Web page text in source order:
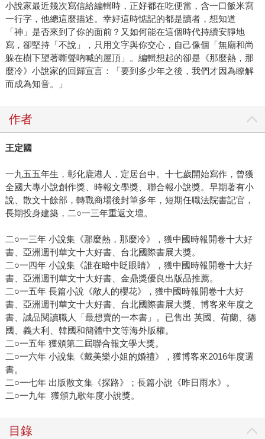
小說家最近幾次寫信給編輯時，正好都在吃便當，含一口飯米寫
一行字，他總這麼描述。幸好這時惦記的都是讀者，想知道
「神」是否來到了你的面前？又如何能在這個時代持續安靜地
寫，卻堅持「不說」，只用文字與你交心，自己像個「無廟和尚
躲在樹下望著嘶聲吶喊的屋頂」。編輯想起的卻是《那麼熱，那
麼冷》小說家的回歸宣言：「要到多少年之後，我們才因為瞭解
而成為知音。」
作者
王定國
一九五五年生，彰化鹿港人，定居台中。十七歲開始寫作，曾獲
全國大專小說創作獎、時報文學獎、聯合報小說獎。早期著有小
說、散文十餘部，轉戰商場後封筆多年，短期任職法院書記官，
長期投身建築，二○一三年重返文壇。
二○一三年 小說集《那麼熱，那麼冷》，獲中國時報開卷十大好
書、亞洲週刊華文十大好書、台北國際書展大獎。
二○一四年 小說集《誰在暗中眨眼睛》，獲中國時報開卷十大好
書、亞洲週刊華文十大好書、金鼎獎優良出版品推薦。
二○一五年 長篇小說《敵人的櫻花》，獲中國時報開卷十大好
書、亞洲週刊華文十大好書、台北國際書展大獎、博客來年度之
書、誠品閱讀職人「最想賣的一本書」。已售出 英國、荷蘭、德
國、義大利、韓國和簡體中文等海外版權。
二○一五年 獲頒第二屆聯合報文學大獎。
二○一六年 小說集《戴美樂小姐的婚禮》，獲博客來2016年度選
書。
二○一七年 出版散文集《探路》；長篇小說《昨日雨水》。
二○一九年 獲頒九歌年度小說獎。
目錄